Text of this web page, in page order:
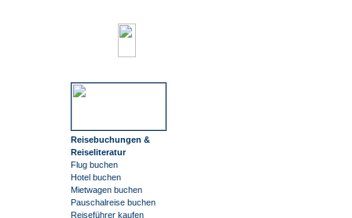
Reisebuchungen &
Reiseliteratur
Flug buchen
Hotel buchen
Mietwagen buchen
Pauschalreise buchen
Reiseführer kaufen